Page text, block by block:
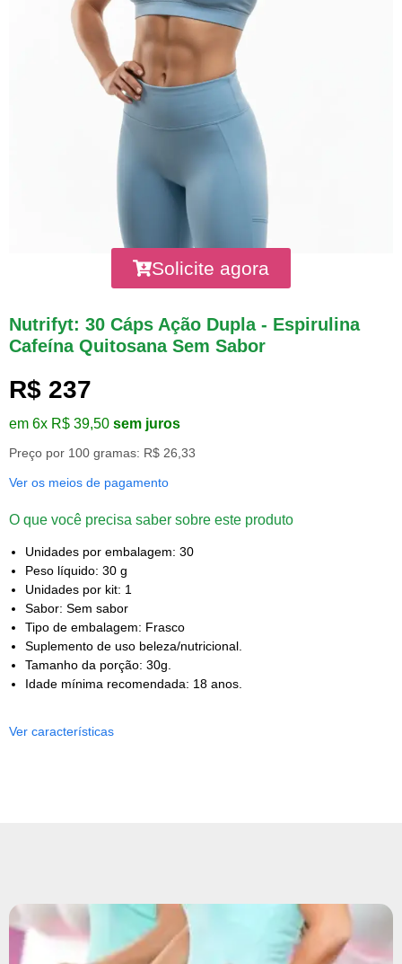
Solicite agora
Nutrifyt: 30 Cáps Ação Dupla - Espirulina
Cafeína Quitosana Sem Sabor
R$ 237
em 6x R$ 39,50 sem juros
Preço por 100 gramas: R$ 26,33
Ver os meios de pagamento
O que você precisa saber sobre este produto
Unidades por embalagem: 30
Peso líquido: 30 g
Unidades por kit: 1
Sabor: Sem sabor
Tipo de embalagem: Frasco
Suplemento de uso beleza/nutricional.
Tamanho da porção: 30g.
Idade mínima recomendada: 18 anos.
Ver características